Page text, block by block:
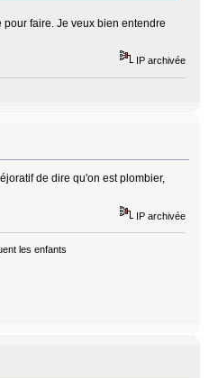
faire. Je veux bien entendre
IP archivée
de dire qu'on est plombier,
IP archivée
les enfants